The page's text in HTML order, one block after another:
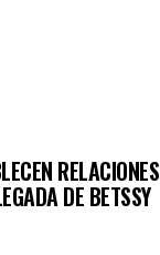
RELACIONES
DE BETSSY